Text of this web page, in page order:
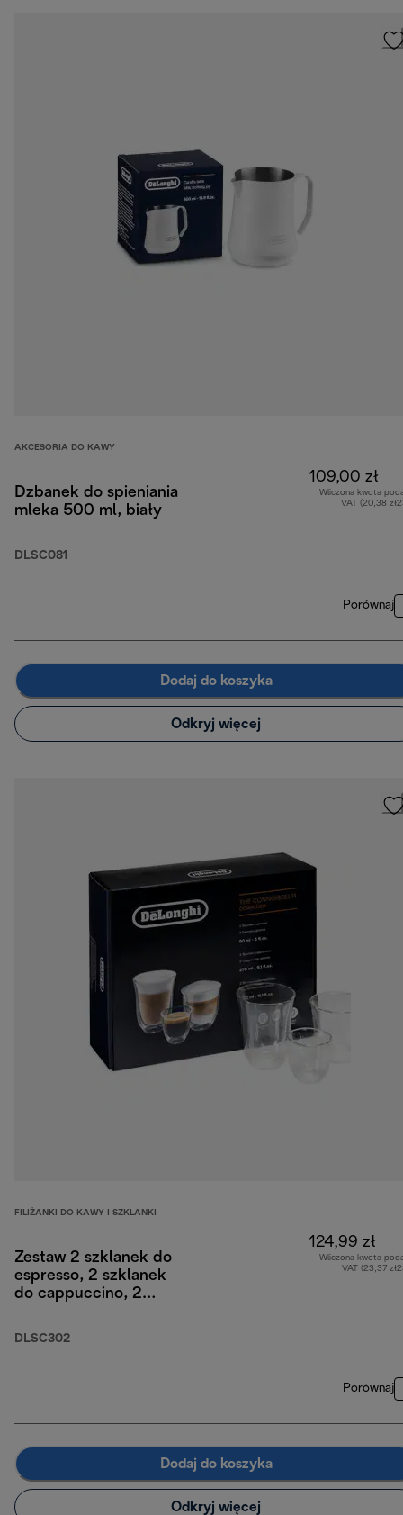
AKCESORIA DO KAWY
Dzbanek do spieniania
mleka 500 ml, biały
DLSC081
109,00 zł
Wliczona kwota
VAT (20,38
Porównaj
Dodaj do koszyka
Odkryj więcej
FILIŻANKI DO KAWY I SZKLANKI
Zestaw 2 szklanek do
espresso, 2 szklanek
do cappuccino, 2
podwójnymi ściankami
DLSC302
124,99 zł
Wliczona kwota
VAT (23,37
Porównaj
Dodaj do koszyka
Odkryj więcej